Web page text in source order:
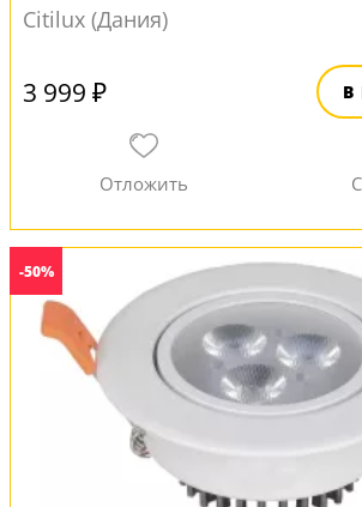
Citilux (Дания)
3 999 ₽ В
-50%